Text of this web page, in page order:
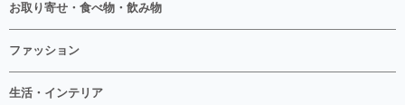
お取り寄せ・食べ物・飲み物
ファッション
生活・インテリア